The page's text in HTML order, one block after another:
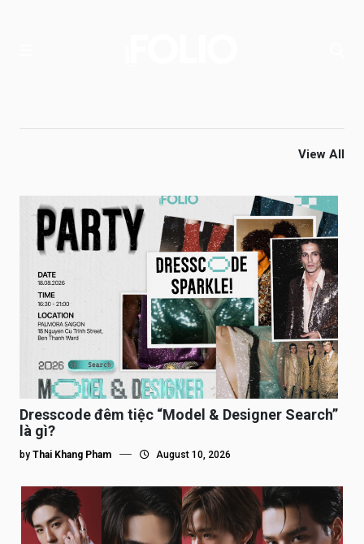
View All
Dresscode đêm tiệc “Model & Designer Search”
là gì?
by Thai Khang Pham August 10, 2026